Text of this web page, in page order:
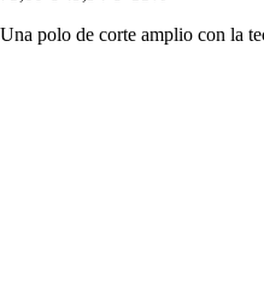
Una polo de corte amplio con la